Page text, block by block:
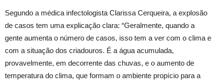
Segundo a médica infectologista Clarissa Cerqueira, a explosão
de casos tem uma explicação clara: “Geralmente, quando a
gente aumenta o número de casos, isso tem a ver com o clima e
com a situação dos criadouros. É a água acumulada,
provavelmente, em decorrente das chuvas, e o aumento de
temperatura do clima, que formam o ambiente propício para a